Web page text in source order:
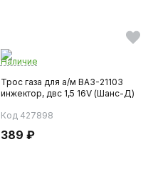
Наличие
Трос газа для а/м ВАЗ-21103
инжектор, двс 1,5 16V (Шанс-Д)
Код 427898
389 ₽